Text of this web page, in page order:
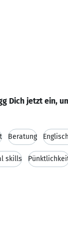
Dich jetzt ein,
Beratung
skills